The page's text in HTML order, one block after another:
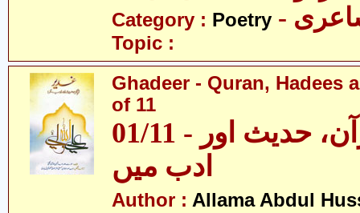
Category : Poetry
Topic :
Ghadeer - Quran, Hadees
of 11
01/11 - غدیر - قرآن، حدیث اور
ادب میں
Author : Allama Abdul